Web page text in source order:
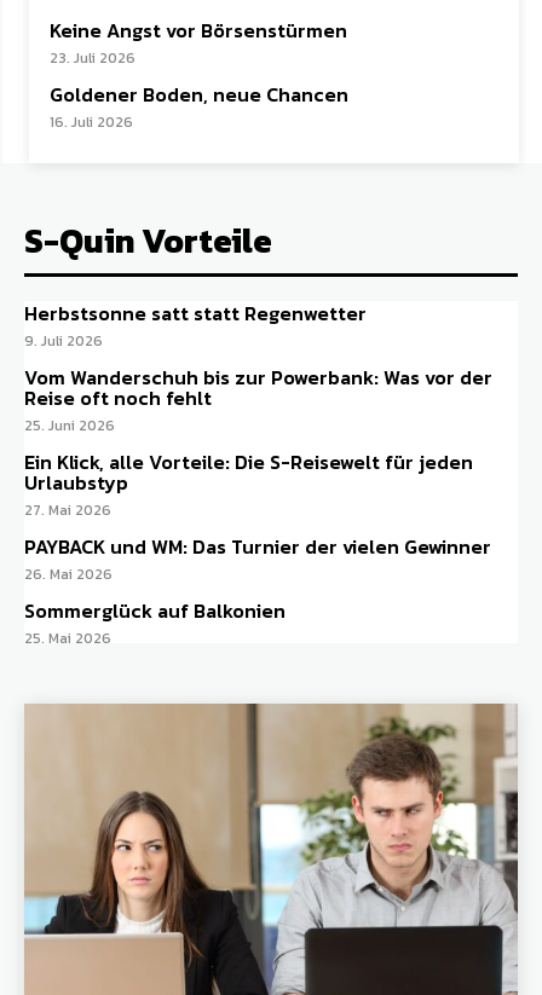
Keine Angst vor Börsenstürmen
23. Juli 2026
Goldener Boden, neue Chancen
16. Juli 2026
S-Quin Vorteile
Herbstsonne satt statt Regenwetter
9. Juli 2026
Vom Wanderschuh bis zur Powerbank: Was vor der
Reise oft noch fehlt
25. Juni 2026
Ein Klick, alle Vorteile: Die S-Reisewelt für jeden
Urlaubstyp
27. Mai 2026
PAYBACK und WM: Das Turnier der vielen Gewinner
26. Mai 2026
Sommerglück auf Balkonien
25. Mai 2026